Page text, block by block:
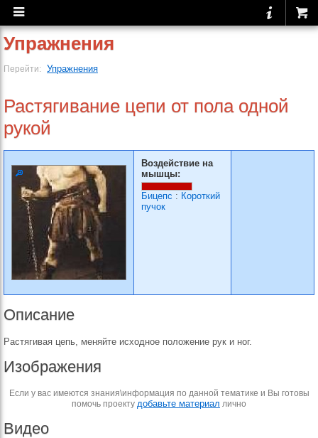
Упражнения
Перейти: Упражнения
Растягивание цепи от по­ла одной
рукой
Воздействие на
мышцы:
Бицепс : Короткий
пучок
Описание
Растягивая цепь, меняйте исходное положение рук и ног.
Изображения
Если у вас имеются знания\информация по данной тематике и Вы готовы
помочь проекту добавьте материал лично
Видео